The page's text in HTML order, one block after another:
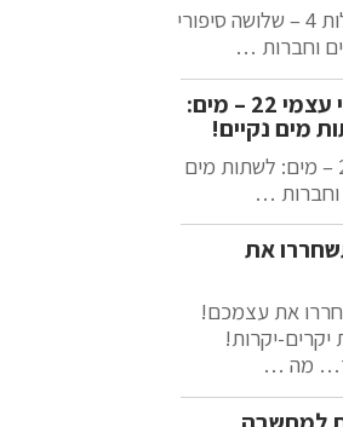
תשובות לשאלות 4 – שלושה סיפורי
וחברות …
ריפוי עצמי 22 – מים:
מים נקיים!
ריפוי עצמי 22 – מים: לשתות מים
וחברות …
את
את עצמכם!
יקרים-יקרות!
מה …